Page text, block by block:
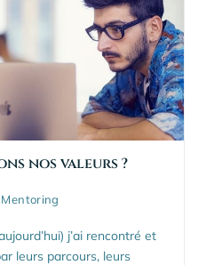
nos valeurs ?
Mentoring
j’ai rencontré et
leurs parcours, leurs